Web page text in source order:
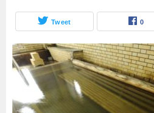
Tweet 0